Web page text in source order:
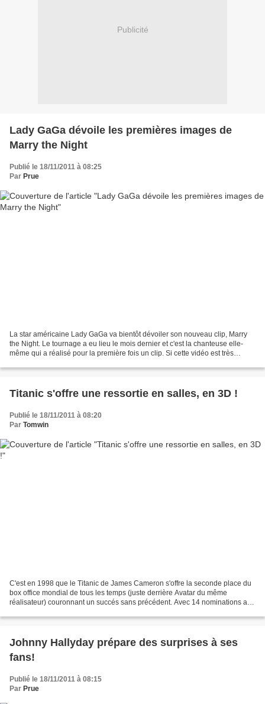
Publicité
Lady GaGa dévoile les premières images de
Marry the Night
Publié le 18/11/2011 à 08:25
Par Prue
La star américaine Lady GaGa va bientôt dévoiler son nouveau clip, Marry
the Night. Le tournage a eu lieu le mois dernier et c'est la chanteuse elle-
même qui a réalisé pour la première fois un clip. Si cette vidéo est très
Titanic s'offre une ressortie en salles, en 3D !
Publié le 18/11/2011 à 08:20
Par Tomwin
C'est en 1998 que le Titanic de James Cameron s'offre la seconde place du
box office mondial de tous les temps (juste derrière Avatar du même
réalisateur) couronnant un succés sans précédent. Avec 14 nominations aux
Johnny Hallyday prépare des surprises à ses
fans!
Publié le 18/11/2011 à 08:15
Par Prue